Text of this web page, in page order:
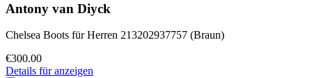
Antony van Diyck
Chelsea Boots für Herren 213202937757 (Braun)
€300.00
Details für anzeigen